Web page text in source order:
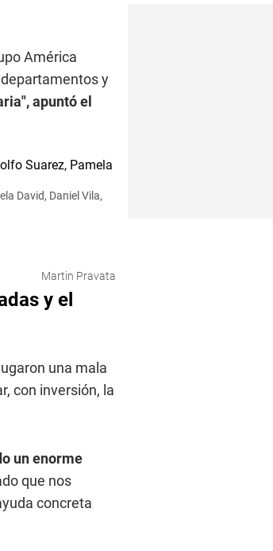
América
y
apuntó el
David, Daniel Vila,
Martin Pravata
y el
una mala
con inversión, la
un enorme
que nos
concreta